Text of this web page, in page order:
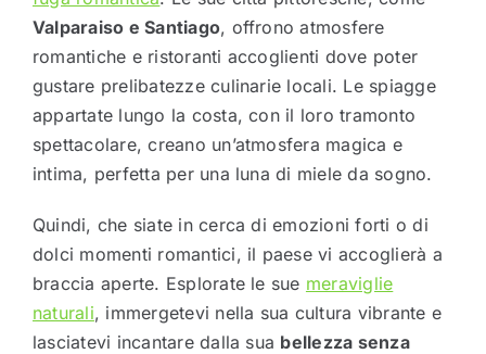
Valparaiso e Santiago, offrono atmosfere
romantiche e ristoranti accoglienti dove poter
gustare prelibatezze culinarie locali. Le spiagge
appartate lungo la costa, con il loro tramonto
spettacolare, creano un’atmosfera magica e
intima, perfetta per una luna di miele da sogno.
Quindi, che siate in cerca di emozioni forti o di
dolci momenti romantici, il paese vi accoglierà a
braccia aperte. Esplorate le sue meraviglie
naturali, immergetevi nella sua cultura vibrante e
lasciatevi incantare dalla sua bellezza senza